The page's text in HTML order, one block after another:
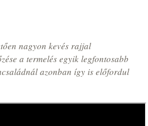
nagyon kevés rajjal
a termelés egyik legfontosabb
azonban így is előfordul